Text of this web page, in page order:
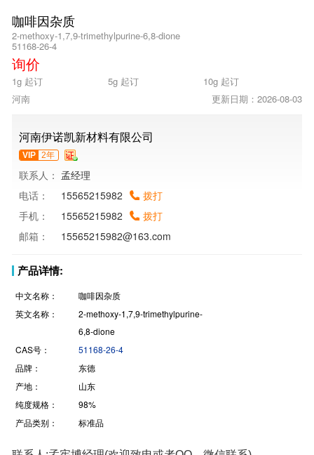
咖啡因杂质
2-methoxy-1,7,9-trimethylpurine-6,8-dione
51168-26-4
询价
1g 起订 5g 起订
10g 起订
河南
更新日期：2026-08-03
河南伊诺凯新材料有限公司
VIP 2年
联系人： 孟经理
电话：
15565215982
拨打
手机：
15565215982
拨打
邮箱：
15565215982@163.com
产品详情:
中文名称：
咖啡因杂质
英文名称：
2-methoxy-1,7,9-trimethylpurine-
6,8-dione
CAS号：
51168-26-4
品牌：
东德
产地：
山东
纯度规格：
98%
产品类别：
标准品